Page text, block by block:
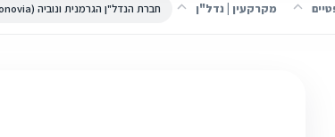
מקרקעין | נדל"ן חברת הנדל"ן הגרמנית ונוביה (Vonovia)